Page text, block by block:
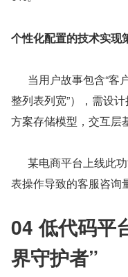
个性化配置的技术实现
整列表列宽”），需设
方案存储模型，交互层
表操作导致的客服咨询
04 低代码平
界守护者”